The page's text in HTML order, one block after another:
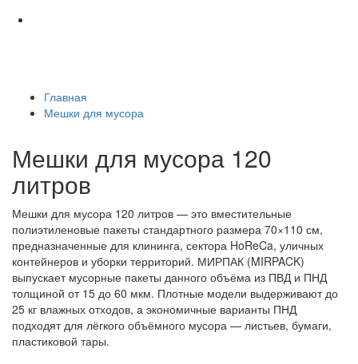
Главная
Мешки для мусора
Мешки для мусора 120
литров
Мешки для мусора 120 литров — это вместительные
полиэтиленовые пакеты стандартного размера 70×110 см,
предназначенные для клининга, сектора HoReCa, уличных
контейнеров и уборки территорий. МИРПАК (MIRPACK)
выпускает мусорные пакеты данного объёма из ПВД и ПНД
толщиной от 15 до 60 мкм. Плотные модели выдерживают до
25 кг влажных отходов, а экономичные варианты ПНД
подходят для лёгкого объёмного мусора — листьев, бумаги,
пластиковой тары.